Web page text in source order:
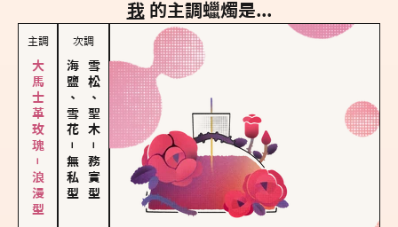
我 的主調蠟燭是...
主調
大馬士革玫瑰－浪漫型
次調
海鹽、雪花
－
無私型
雪松、聖木
－
務實型